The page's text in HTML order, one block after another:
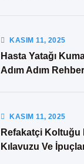
KASIM11, 2025
Hasta Yatağı
Adım Adım Rehber
KASIM11, 2025
Refakatçi Koltuğu
Kılavuzu Ve